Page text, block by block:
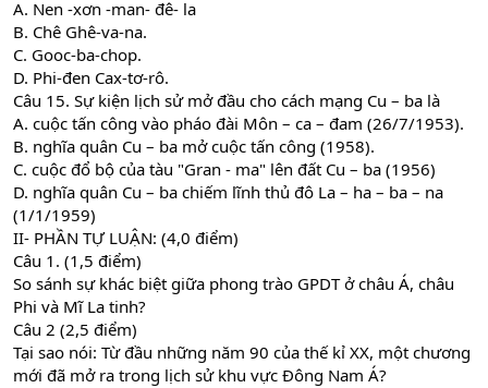
A. Nen -xơn -man- đê- la
B. Chê Ghê-va-na.
C. Gooc-ba-chop.
D. Phi-đen Cax-tơ-rô.
Câu 15. Sự kiện lịch sử mở đầu cho cách mạng Cu – ba là
A. cuộc tấn công vào pháo đài Môn – ca – đam (26/7/1953).
B. nghĩa quân Cu – ba mở cuộc tấn công (1958).
C. cuộc đổ bộ của tàu "Gran - ma" lên đất Cu – ba (1956)
D. nghĩa quân Cu – ba chiếm lĩnh thủ đô La – ha – ba – na
(1/1/1959)
II- PHẦN TỰ LUẬN: (4,0 điểm)
Câu 1. (1,5 điểm)
So sánh sự khác biệt giữa phong trào GPDT ở châu Á, châu
Phi và Mĩ La tinh?
Câu 2 (2,5 điểm)
Tại sao nói: Từ đầu những năm 90 của thế kỉ XX, một chương
mới đã mở ra trong lịch sử khu vực Đông Nam Á?